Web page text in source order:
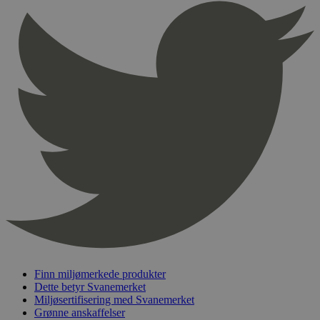
Finn miljømerkede produkter
Dette betyr Svanemerket
Miljøsertifisering med Svanemerket
Grønne anskaffelser